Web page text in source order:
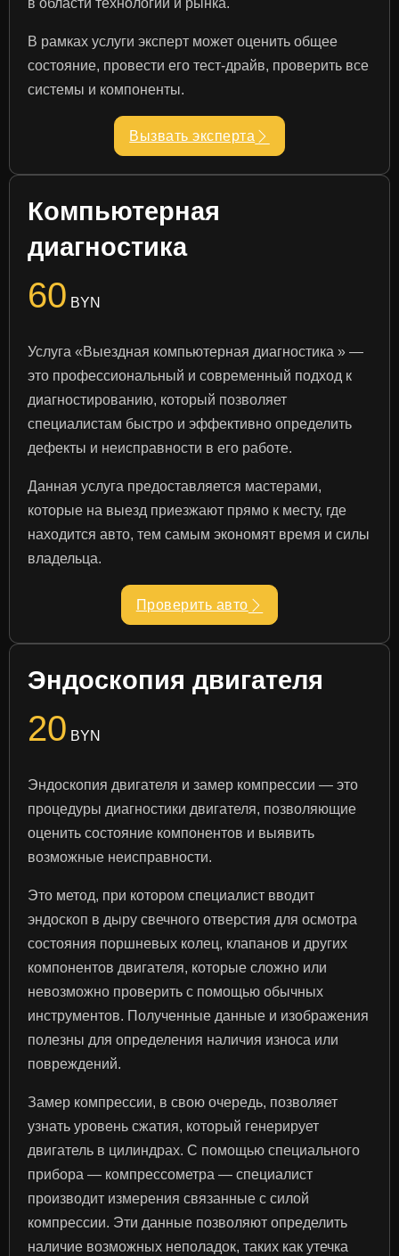
в области технологий и рынка.
В рамках услуги эксперт может оценить общее
состояние, провести его тест-драйв, проверить все
системы и компоненты.
Вызвать эксперта
Компьютерная
диагностика
60 BYN
Услуга «Выездная компьютерная диагностика » —
это профессиональный и современный подход к
диагностированию, который позволяет
специалистам быстро и эффективно определить
дефекты и неисправности в его работе.
Данная услуга предоставляется мастерами,
которые на выезд приезжают прямо к месту, где
находится авто, тем самым экономят время и силы
владельца.
Проверить авто
Эндоскопия двигателя
20 BYN
Эндоскопия двигателя и замер компрессии — это
процедуры диагностики двигателя, позволяющие
оценить состояние компонентов и выявить
возможные неисправности.
Это метод, при котором специалист вводит
эндоскоп в дыру свечного отверстия для осмотра
состояния поршневых колец, клапанов и других
компонентов двигателя, которые сложно или
невозможно проверить с помощью обычных
инструментов. Полученные данные и изображения
полезны для определения наличия износа или
повреждений.
Замер компрессии, в свою очередь, позволяет
узнать уровень сжатия, который генерирует
двигатель в цилиндрах. С помощью специального
прибора — компрессометра — специалист
производит измерения связанные с силой
компрессии. Эти данные позволяют определить
наличие возможных неполадок, таких как утечка